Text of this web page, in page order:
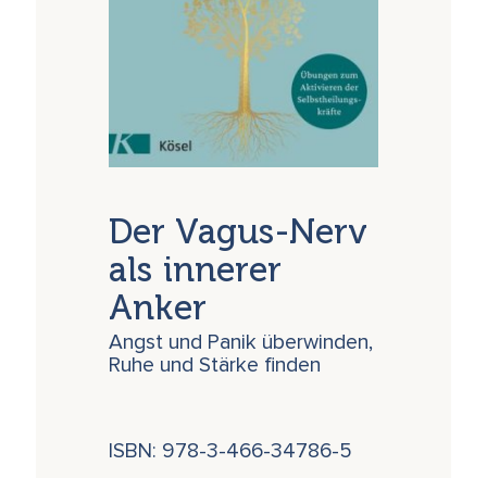
Der Vagus-Nerv
als innerer
Anker
Angst und Panik überwinden,
Ruhe und Stärke finden
ISBN: 978-3-466-34786-5